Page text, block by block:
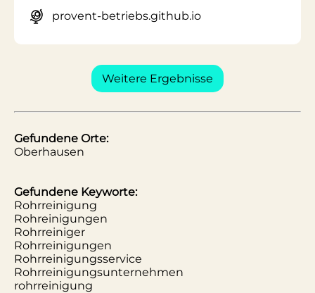
provent-betriebs.github.io
Weitere Ergebnisse
Gefundene Orte:
Oberhausen
Gefundene Keyworte:
Rohrreinigung
Rohreinigungen
Rohrreiniger
Rohrreinigungen
Rohrreinigungsservice
Rohrreinigungsunternehmen
rohrreinigung